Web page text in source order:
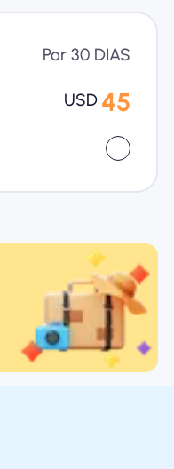
Por 30 DIAS
USD 45